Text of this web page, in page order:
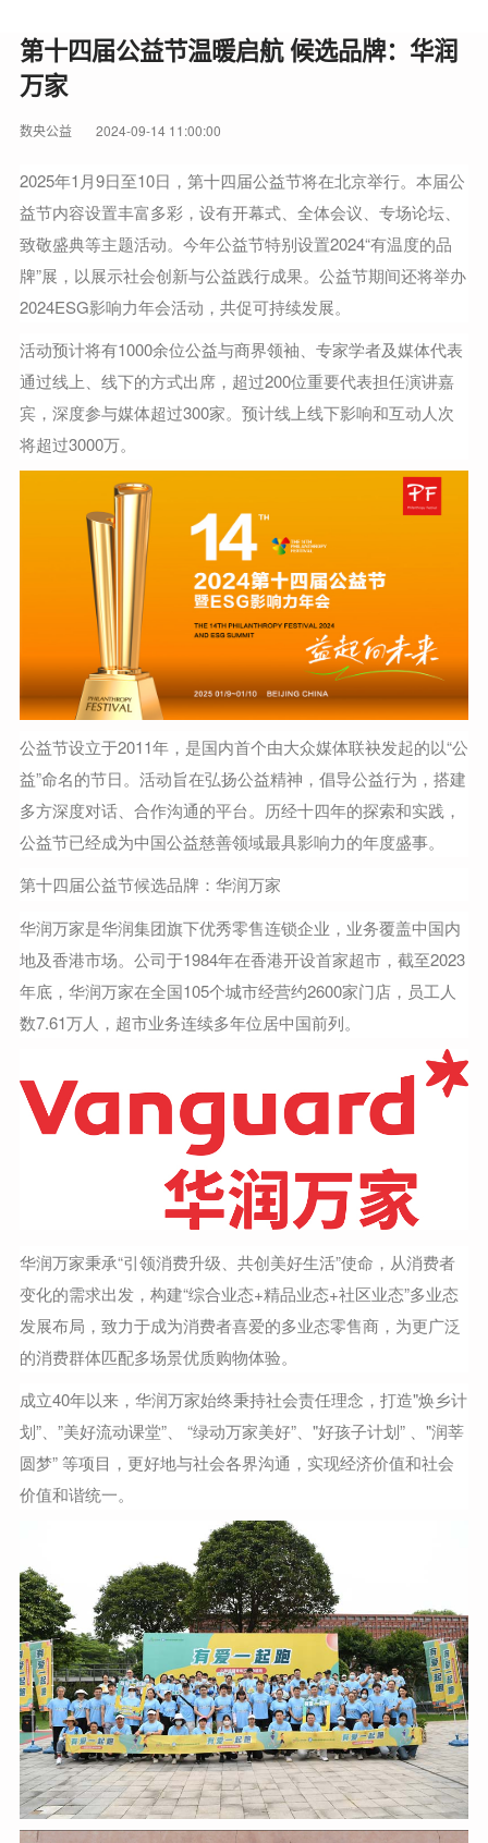
第十四届公益节温暖启航 候选品牌：华润
万家
数央公益 2024-09-14 11:00:00
2025年1月9日至10日，第十四届公益节将在北京举行。本届公
益节内容设置丰富多彩，设有开幕式、全体会议、专场论坛、
致敬盛典等主题活动。今年公益节特别设置2024“有温度的品
牌”展，以展示社会创新与公益践行成果。公益节期间还将举办
2024ESG影响力年会活动，共促可持续发展。
活动预计将有1000余位公益与商界领袖、专家学者及媒体代表
通过线上、线下的方式出席，超过200位重要代表担任演讲嘉
宾，深度参与媒体超过300家。预计线上线下影响和互动人次
将超过3000万。
公益节设立于2011年，是国内首个由大众媒体联袂发起的以“公
益”命名的节日。活动旨在弘扬公益精神，倡导公益行为，搭建
多方深度对话、合作沟通的平台。历经十四年的探索和实践，
公益节已经成为中国公益慈善领域最具影响力的年度盛事。
第十四届公益节候选品牌： 华润万家
华润万家是华润集团旗下优秀零售连锁企业，业务覆盖中国内
地及香港市场。公司于1984年在香港开设首家超市，截至2023
年底，华润万家在全国105个城市经营约2600家门店，员工人
数7.61万人，超市业务连续多年位居中国前列。
华润万家秉承“引领消费升级、共创美好生活”使命，从消费者
变化的需求出发，构建“综合业态+精品业态+社区业态”多业态
发展布局，致力于成为消费者喜爱的多业态零售商，为更广泛
的消费群体匹配多场景优质购物体验。
成立40年以来，华润万家始终秉持社会责任理念，打造"焕乡计
划”、”美好流动课堂”、 “绿动万家美好”、"好孩子计划” 、"润莘
圆梦” 等项目，更好地与社会各界沟通，实现经济价值和社会
价值和谐统一。